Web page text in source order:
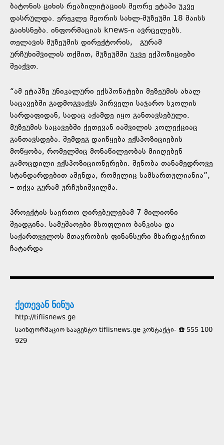
ბატონის ციხის რეაბილიტაციის მეორე ეტაპი უკვე
დასრულდა. ერეკლე მეორის სახლ-მუზეუმი 18 მაისს
გაიხსნება. ინფორმაციას knews-ი ავრცელებს.
თელავის მუზეუმის დირექტორის, გურამ
ურჩუხიშვილის თქმით, მუზეუმში უკვე ექპოზიციები
შეაქვთ.
“ამ ეტაპზე უნიკალური ექსპონატები მეზეუმის ახალ
საცავებში გადმოგვაქვს პირველი საჯარო სკოლის
სარდაფიდან, სადაც აქამდე იყო განთავსებული.
მუზეუმის საცავებში ქეთევან იაშვილის კოლექციაც
განთავსდება. შემდეგ დაიწყება ექსპოზიციების
მოწყობა, რომელშიც მონაწილეობას მიიღებენ
გამოცდილი ექსპოზიციონერები. შენობა თანამედროვე
სტანდარდებით აშენდა, რომელიც სამსართულიანია”,
– თქვა გურამ ურჩუხიშვილმა.
პროექტის საერთო ღირებულებამ 7 მილიონი
შეადგინა. სამუშაოები მსოფლიო ბანკისა და
საქართველოს მთავრობის ფინანსური მხარდაჭერით
ჩატარდა
ქეთევან ნინუა
http://tiflisnews.ge
საინფორმაციო სააგენტო tiflisnews.ge კონტაქტი- ☎️ 555 100
929